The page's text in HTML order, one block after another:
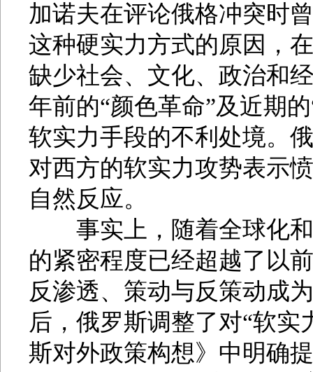
加诺夫在评论俄格冲突时
这种硬实力方式的原因，
缺少社会、文化、政治和
年前的“颜色革命”及近期
软实力手段的不利处境。
对西方的软实力攻势表示
自然反应。
事实上，随着全球化和
的紧密程度已经超越了以
反渗透、策动与反策动成
后，俄罗斯调整了对“软实
斯对外政策构想》中明确